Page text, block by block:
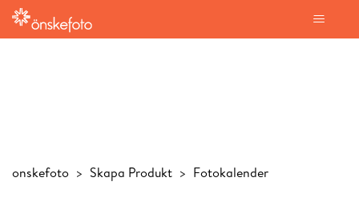
onskefoto Skapa Produkt Fotokalender